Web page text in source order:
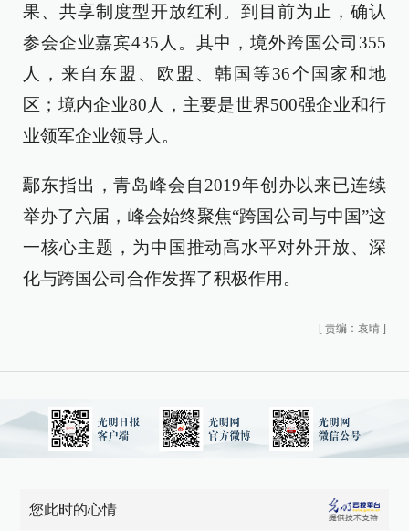
果、共享制度型开放红利。到目前为止，确认
参会企业嘉宾435人。其中，境外跨国公司355
人，来自东盟、欧盟、韩国等36个国家和地
区；境内企业80人，主要是世界500强企业和行
业领军企业领导人。
鄢东指出，青岛峰会自2019年创办以来已连续
举办了六届，峰会始终聚焦“跨国公司与中国”这
一核心主题，为中国推动高水平对外开放、深
化与跨国公司合作发挥了积极作用。
[ 责编：袁晴 ]
您此时的心情